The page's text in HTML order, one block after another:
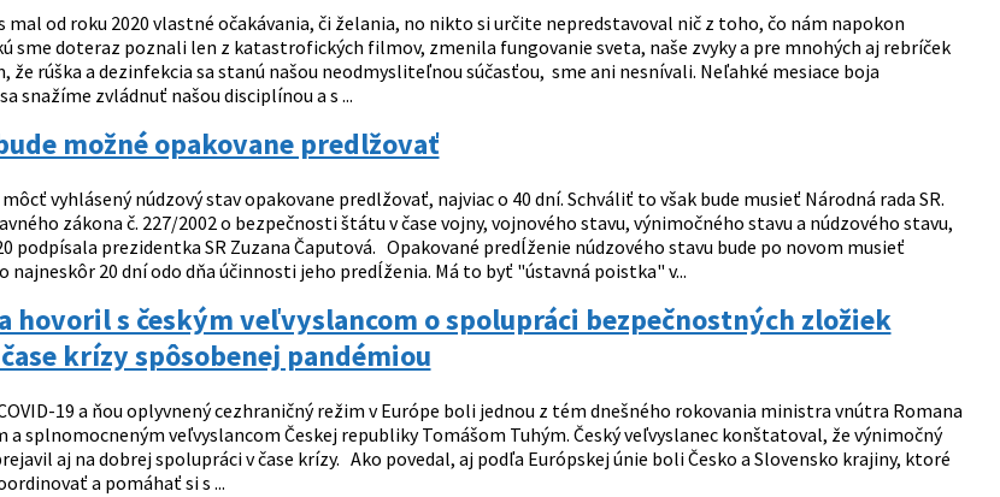
mal od roku 2020 vlastné očakávania, či želania, no nikto si určite nepredstavoval nič z toho, čo nám napokon
sme doteraz poznali len z katastrofických filmov, zmenila fungovanie sveta, naše zvyky a pre mnohých aj rebríček
rúška a dezinfekcia sa stanú našou neodmysliteľnou súčasťou, sme ani nesnívali. Neľahké mesiace boja
snažíme zvládnuť našou disciplínou a s ...
možné opakovane predlžovať
vyhlásený núdzový stav opakovane predlžovať, najviac o 40 dní. Schváliť to však bude musieť Národná rada SR.
zákona č. 227/2002 o bezpečnosti štátu v čase vojny, vojnového stavu, výnimočného stavu a núdzového stavu,
podpísala prezidentka SR Zuzana Čaputová. Opakované predĺženie núdzového stavu bude po novom musieť
20 dní odo dňa účinnosti jeho predĺženia. Má to byť "ústavná poistka" v...
hovoril s českým veľvyslancom o spolupráci bezpečnostných zložiek
krízy spôsobenej pandémiou
19 a ňou oplyvnený cezhraničný režim v Európe boli jednou z tém dnešného rokovania ministra vnútra Romana
a splnomocneným veľvyslancom Českej republiky Tomášom Tuhým. Český veľvyslanec konštatoval, že výnimočný
aj na dobrej spolupráci v čase krízy. Ako povedal, aj podľa Európskej únie boli Česko a Slovensko krajiny, ktoré
a pomáhať si s ...